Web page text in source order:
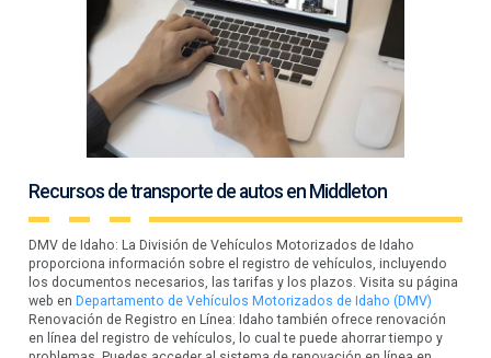
Recursos de transporte de autos en Middleton
DMV de Idaho: La División de Vehículos Motorizados de Idaho
proporciona información sobre el registro de vehículos, incluyendo
los documentos necesarios, las tarifas y los plazos. Visita su página
web en Departamento de Vehículos Motorizados de Idaho (DMV)
Renovación de Registro en Línea: Idaho también ofrece renovación
en línea del registro de vehículos, lo cual te puede ahorrar tiempo y